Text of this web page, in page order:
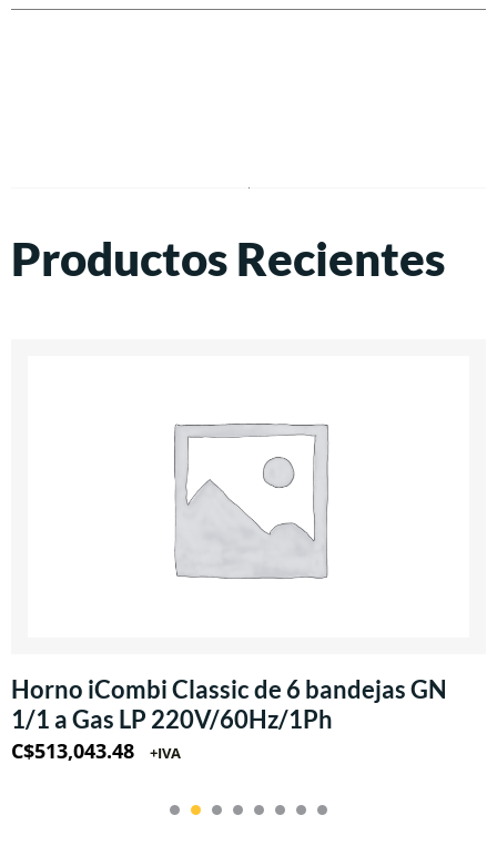
Productos Recientes
Horno iCombi Classic de 6 bandejas GN
1/1 a Gas LP 220V/60Hz/1Ph
C$513,043.48 +IVA